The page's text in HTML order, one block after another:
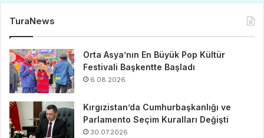
TuraNews
Orta Asya’nın En Büyük Pop Kültür
Festivali Başkentte Başladı
6.08.2026
Kırgızistan’da Cumhurbaşkanlığı ve
Parlamento Seçim Kuralları Değişti
30.07.2026